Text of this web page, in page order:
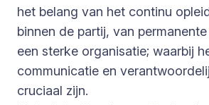
het belang van het continu
binnen de partij, van
een sterke organisatie; waarbij
communicatie en
cruciaal zijn.